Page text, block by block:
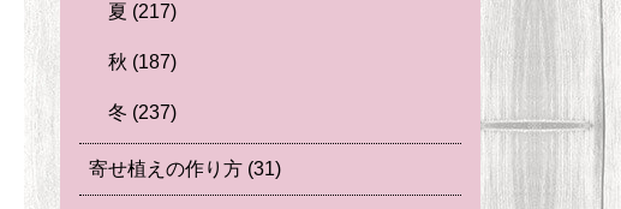
夏 (217)
秋 (187)
冬 (237)
寄せ植えの作り方 (31)